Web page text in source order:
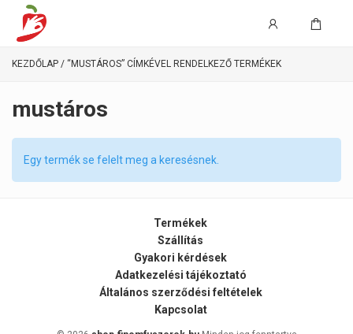
KEZDŐLAP / “MUSTÁROS” CÍMKÉVEL RENDELKEZŐ TERMÉKEK
mustáros
Egy termék se felelt meg a keresésnek.
Termékek
Szállítás
Gyakori kérdések
Adatkezelési tájékoztató
Általános szerződési feltételek
Kapcsolat